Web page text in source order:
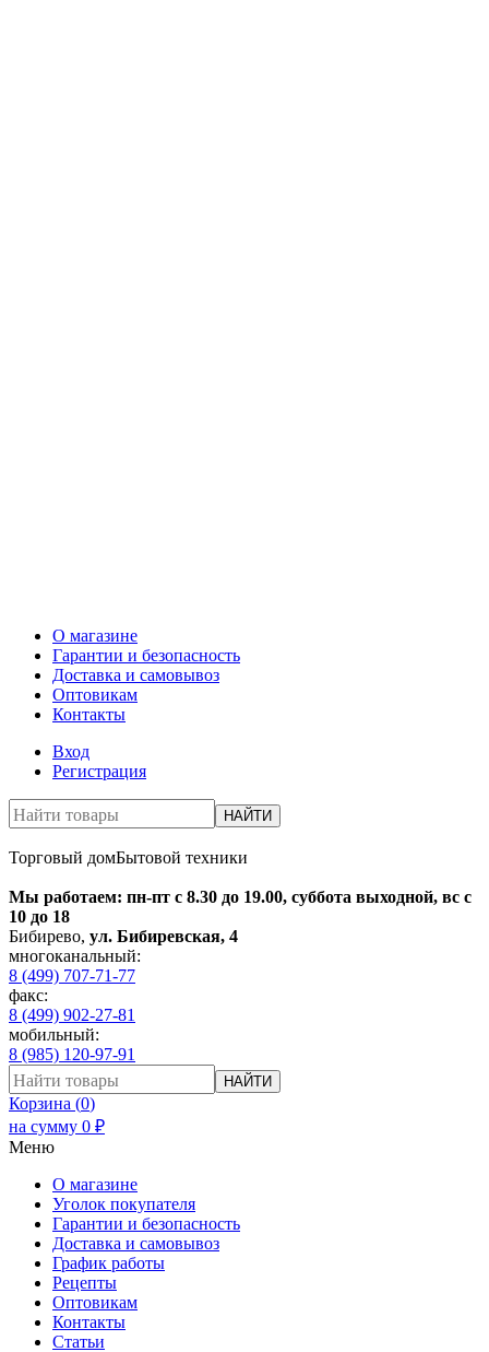
О магазине
Гарантии и безопасность
Доставка и самовывоз
Оптовикам
Контакты
Вход
Регистрация
НАЙТИ
Торговый домБытовой техники
Мы работаем: пн-пт с 8.30 до 19.00, суббота выходной, вс с
10 до 18
Бибирево, ул. Бибиревская, 4
многоканальный:
8 (499) 707-71-77
факс:
8 (499) 902-27-81
мобильный:
8 (985) 120-97-91
НАЙТИ
Корзина (0)
на сумму 0 ₽
Меню
О магазине
Уголок покупателя
Гарантии и безопасность
Доставка и самовывоз
График работы
Рецепты
Оптовикам
Контакты
Статьи